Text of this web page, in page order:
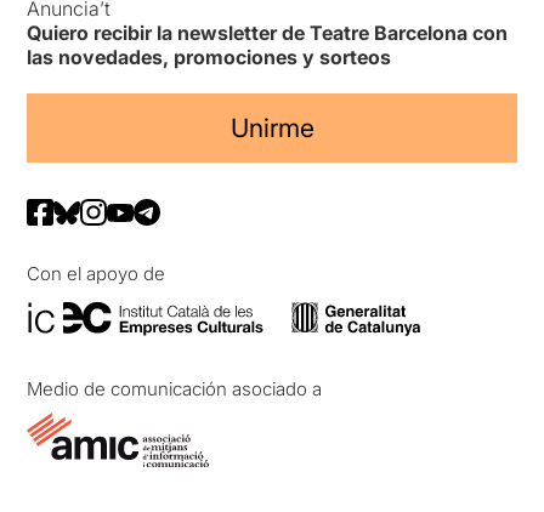
Anuncia’t
Quiero recibir la newsletter de Teatre Barcelona con
las novedades, promociones y sorteos
Unirme
Con el apoyo de
Medio de comunicación asociado a